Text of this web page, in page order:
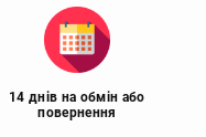
14 днів на обмін або
повернення